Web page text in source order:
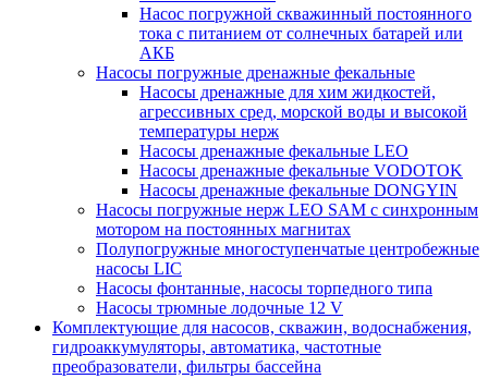
Насос погружной скважинный постоянного
тока с питанием от солнечных батарей или
АКБ
Насосы погружные дренажные фекальные
Насосы дренажные для хим жидкостей,
агрессивных сред, морской воды и высокой
температуры нерж
Насосы дренажные фекальные LEO
Насосы дренажные фекальные VODOTOK
Насосы дренажные фекальные DONGYIN
Насосы погружные нерж LEO SAM с синхронным
мотором на постоянных магнитах
Полупогружные многоступенчатые центробежные
насосы LIC
Насосы фонтанные, насосы торпедного типа
Насосы трюмные лодочные 12 V
Комплектующие для насосов, скважин, водоснабжения,
гидроаккумуляторы, автоматика, частотные
преобразователи, фильтры бассейна